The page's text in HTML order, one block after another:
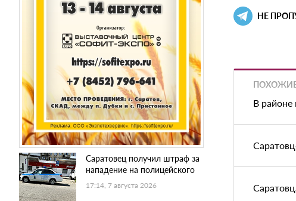
Саратовец получил штраф за
нападение на полицейского
17:14, 7 августа 2026
НЕ
В районе